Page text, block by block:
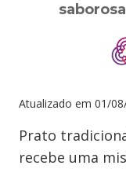
Atualizado em 01/
Prato
recebe uma